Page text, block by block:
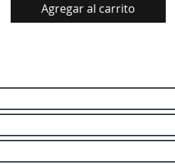
Agregar al carrito